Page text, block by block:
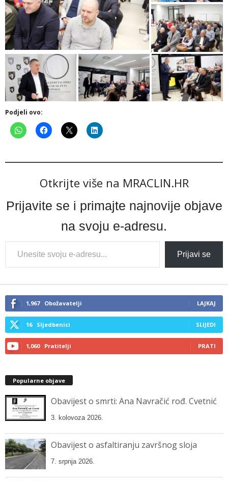
Podjeli ovo:
Otkrijte više na MRACLIN.HR
Prijavite se i primajte najnovije objave
na svoju e-adresu.
Type
your
Prijavi se
1,967 Obožavatelji LAJKAJ
16 Sljedbenici SLIJEDI
1,060 Pratitelji PRATI
Popularne objave
Obavijest o smrti: Ana Navračić rođ. Cvetnić
3. kolovoza 2026.
Obavijest o asfaltiranju završnog sloja
7. srpnja 2026.